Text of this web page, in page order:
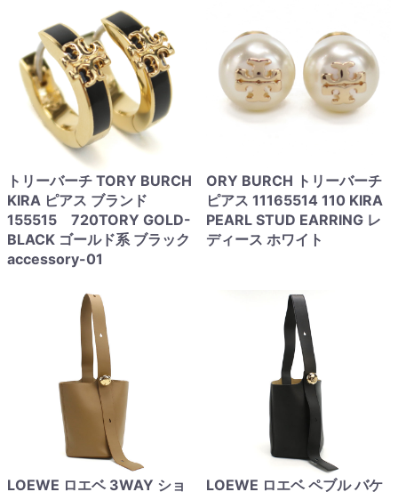
トリーバーチ TORY BURCH
KIRA ピアス ブランド
155515 720TORY GOLD-
BLACK ゴールド系 ブラック
accessory-01
ORY BURCH トリーバーチ
ピアス 11165514 110 KIRA
PEARL STUD EARRING レ
ディース ホワイト
LOEWE ロエベ 3WAY ショ
LOEWE ロエベ ペブル バケ